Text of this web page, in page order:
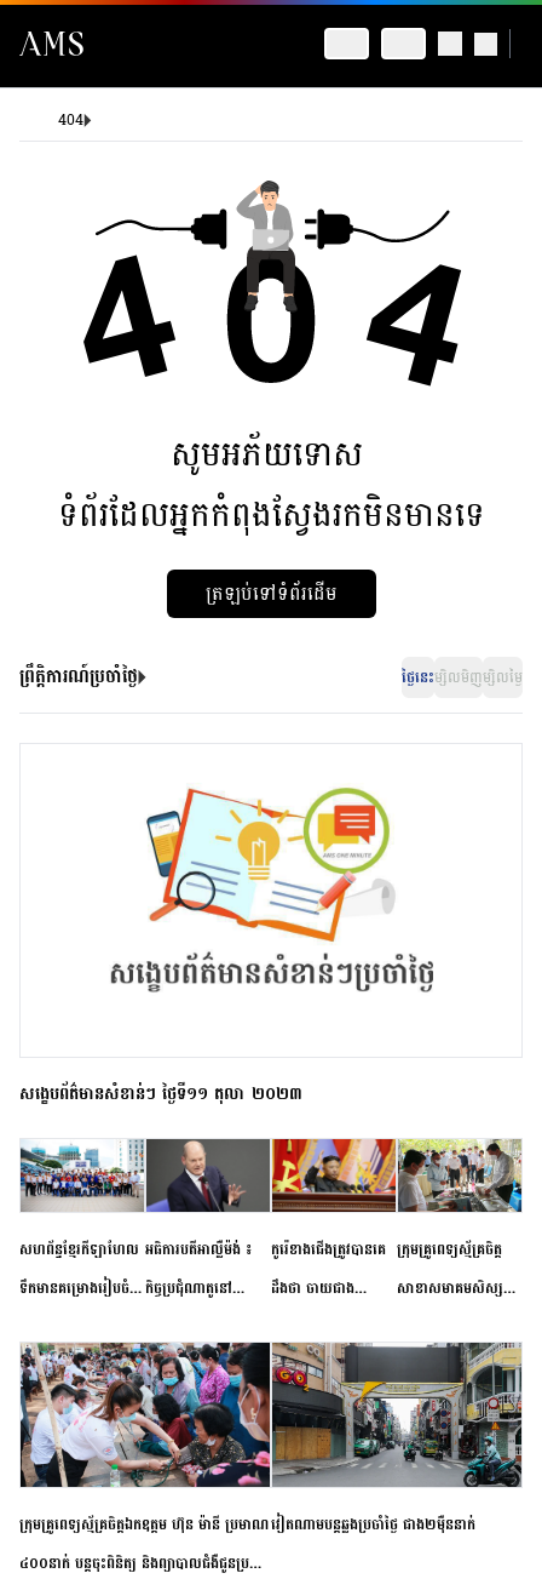
404
សូមអភ័យទោស
ទំព័រដែលអ្នកកំពុងស្វែងរកមិនមានទេ
ត្រឡប់ទៅទំព័រដើម
ព្រឹត្តិការណ៍ប្រចាំថ្ងៃ ថ្ងៃនេះម្សិលមិញម្សិលម្ងៃ
សង្ខេបព័ត៌មានសំខាន់ៗ ថ្ងៃទី១១ តុលា ២០២៣
សហព័ន្ធខ្មែរកីឡាហែល
ទឹកមានគម្រោងរៀបចំ
កម្រិតបឋម ដល់ឧត្តម
សិក្សានាពេលខាងមុខ
អធិការបតីអាល្លឺម៉ង់ ៖
កិច្ចប្រជុំណាតូនៅ
ខាងមុខនឹងបញ្ជូនសញ្ញា
នៃភាពស្អិតរមួត និង
ការប្តេជ្ញាចិត្ត
កូរ៉េខាងជើងត្រូវបានគេ
ដឹងថា ចាយជាង
អភិវឌ្ឍន៍នុយក្លេអ៊ែរ
ក្រុមគ្រូពេទ្យស្ម័គ្រចិត្ត
សាខាសមាគមសិស្ស
ខេត្តកំពង់ចាម ចុះពិនិត្យ
ពិគ្រោះជំងឺទូទៅ និងផ្តល់
ថ្នាំពេទ្យជូនប្រជាពលរដ្ឋ
រស់នៅសង្កាត់បឹងកុក
ក្រុមគ្រូពេទ្យស្ម័គ្រចិត្តឯកឧត្តម ហ៊ុន ម៉ានី ប្រមាណ
៤០០នាក់ បន្តចុះពិនិត្យ និងព្យាបាលជំងឺជូនប្រជា
វៀតណាម​បន្ត​ឆ្លង​ប្រចាំថ្ងៃ​ ​ជាង​២​ម៉ឺន​នាក់​